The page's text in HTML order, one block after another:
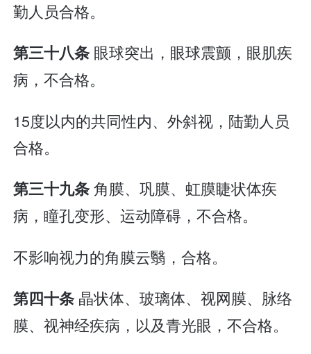
勤人员合格。
第三十八条 眼球突出，眼球震颤，眼肌疾
病，不合格。
15度以内的共同性内、外斜视，陆勤人员
合格。
第三十九条角膜、巩膜、虹膜睫状体疾
病，瞳孔变形、运动障碍，不合格。
不影响视力的角膜云翳，合格。
第四十条 晶状体、玻璃体、视网膜、脉络
膜、视神经疾病，以及青光眼，不合格。